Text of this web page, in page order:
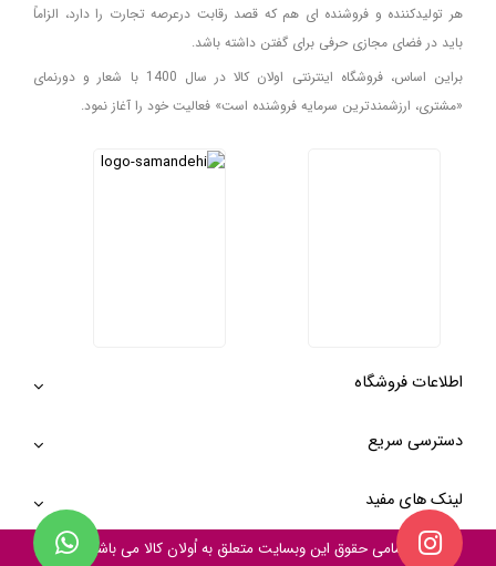
هر تولیدکننده و فروشنده ای هم که قصد رقابت درعرصه تجارت را دارد، الزاماً
باید در فضای مجازی حرفی برای گفتن داشته باشد.
براین اساس، فروشگاه اینترنتی اولان کالا در سال 1400 با شعار و دورنمای
«مشتری، ارزشمندترین سرمایه فروشنده است» فعالیت خود را آغاز نمود.
اطلاعات فروشگاه
دسترسی سریع
لینک های مفید
تمامی حقوق این وبسایت متعلق بهاُولان کالامی باشد